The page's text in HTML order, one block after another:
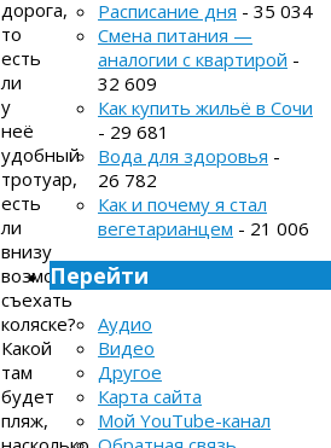
дорога,
то
есть
ли
у
неё
удобный
тротуар,
есть
ли
внизу
возможность
съехать
коляске?
Какой
там
будет
пляж,
Расписание дня - 35 034
Смена питания —
аналогии с квартирой -
32 609
Как купить жильё в Сочи
- 29 681
Вода для здоровья -
26 782
Как и почему я стал
вегетарианцем - 21 006
Перейти
Аудио
Видео
Другое
Карта сайта
Мой YouTube-канал